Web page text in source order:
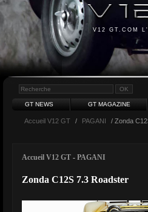
V12 GT.COM
GT NEWS GT MAGAZINE
Accueil V12 GT / PAGANI / Zonda
Accueil V12 GT - PAGANI
Zonda C12S 7.3 Roadster